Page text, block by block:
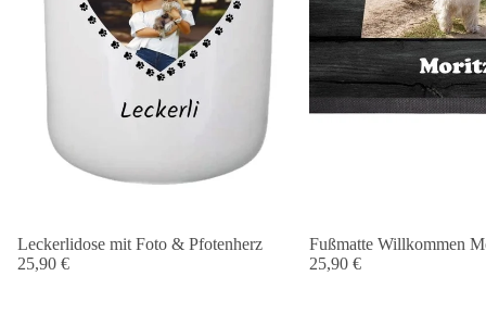
Leckerlidose mit Foto & Pfotenherz
25,90 €
Fußmatte Willkommen
25,90 €